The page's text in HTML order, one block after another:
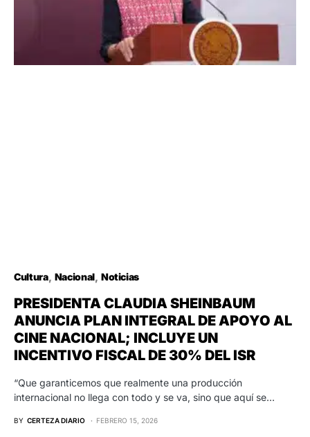
Cultura Nacional Noticias
PRESIDENTA CLAUDIA SHEINBAUM
ANUNCIA PLAN INTEGRAL DE APOYO AL
CINE NACIONAL; INCLUYE UN
INCENTIVO FISCAL DE 30% DEL ISR
“Que garanticemos que realmente una producción
internacional no llega con todo y se va, sino que aquí se…
BY CERTEZA DIARIO FEBRERO 15, 2026